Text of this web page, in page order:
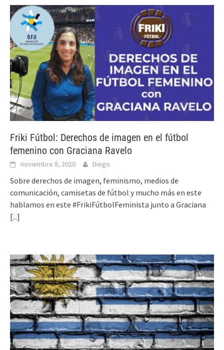
Friki Fútbol: Derechos de imagen en el fútbol
femenino con Graciana Ravelo
noviembre 8, 2020 Diego
Sobre derechos de imagen, feminismo, medios de
comunicación, camisetas de fútbol y mucho más en este
hablamos en este #FrikiFútbolFeminista junto a Graciana
[...]